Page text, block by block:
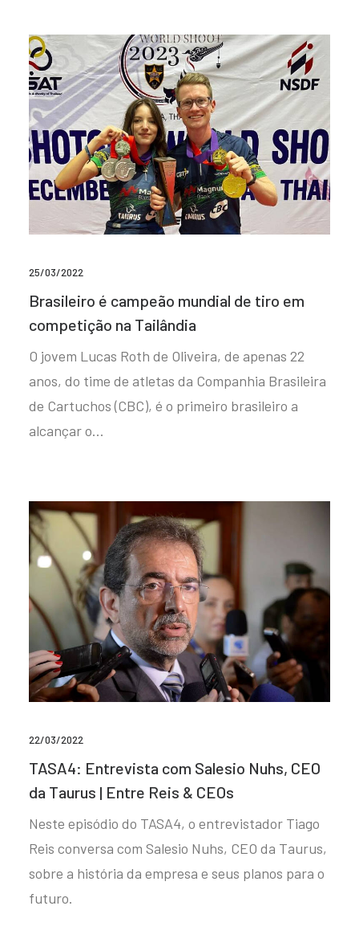
25/03/2022
Brasileiro é campeão mundial de tiro em
competição na Tailândia
O jovem Lucas Roth de Oliveira, de apenas 22
anos, do time de atletas da Companhia Brasileira
de Cartuchos (CBC), é o primeiro brasileiro a
alcançar o…
22/03/2022
TASA4: Entrevista com Salesio Nuhs, CEO
da Taurus | Entre Reis & CEOs
Neste episódio do TASA4, o entrevistador Tiago
Reis conversa com Salesio Nuhs, CEO da Taurus,
sobre a história da empresa e seus planos para o
futuro.